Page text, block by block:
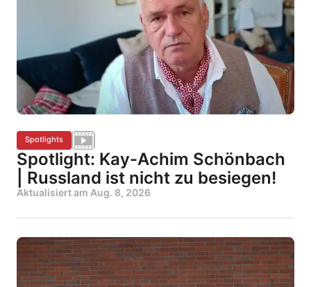
Spotlights
Spotlight: Kay-Achim Schönbach
| Russland ist nicht zu besiegen!
Aktualisiert am Aug. 8, 2026